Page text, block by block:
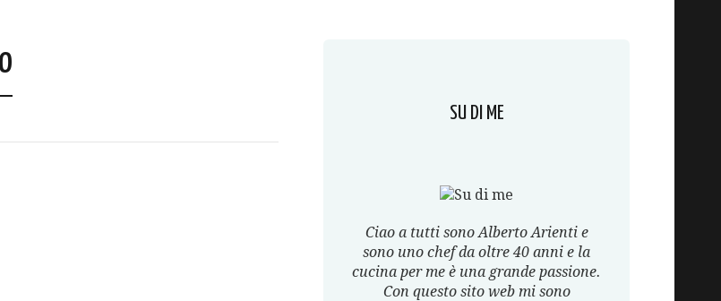
SU DI ME
Ciao a tutti sono Alberto Arienti e
sono uno chef da oltre 40 anni e la
cucina per me è una grande passione.
Con questo sito web mi sono